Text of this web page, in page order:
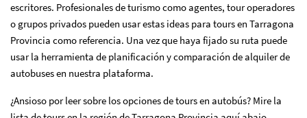
escritores. Profesionales de turismo como agentes, tour operadores
o grupos privados pueden usar estas ideas para tours en Tarragona
Provincia como referencia. Una vez que haya fijado su ruta puede
usar la herramienta de planificación y comparación de alquiler de
autobuses en nuestra plataforma.
¿Ansioso por leer sobre los opciones de tours en autobús? Mire la